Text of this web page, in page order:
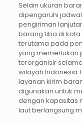
Selain ukuran
dipengaruhi
pengiriman
barang tiba di kota
terutama pada
yang memerlukan
terorganisir
wilayah Indonesia
layanan kirim
digunakan untuk
dengan kapasitas
laut berlangsung